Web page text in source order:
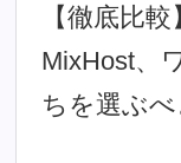
【徹底比
MixHost、
ちを選ぶ